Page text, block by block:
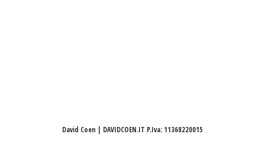
David Coen | DAVIDCOEN.IT P.Iva: 11368220015